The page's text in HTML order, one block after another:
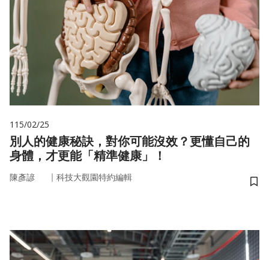
115/02/25
別人的健康秘訣，對你可能沒效？更懂自己的
身體，才更能「精準健康」！
陳彥諺 ｜ 科技大觀園特約編輯
儲